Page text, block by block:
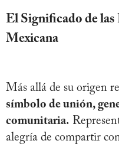
El Significado de las
Mexicana
Más allá de su origen
símbolo de unión,
comunitaria.
alegría de compartir